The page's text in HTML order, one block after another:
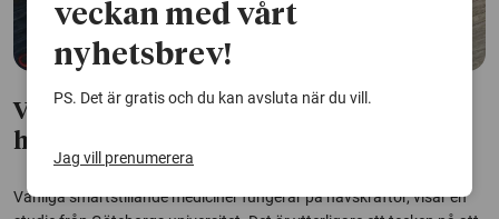
Värkmedicin mildrar smärtresponsen
hos havskräftor
Vanliga smärtstillande mediciner fungerar på havskräftor, visar en
veckan med vårt
nyhetsbrev!
PS. Det är gratis och du kan avsluta när du vill.
Jag vill prenumerera